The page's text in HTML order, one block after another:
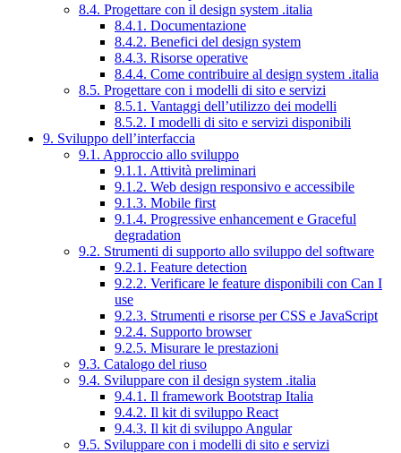
8.4. Progettare con il design system .italia
8.4.1. Documentazione
8.4.2. Benefici del design system
8.4.3. Risorse operative
8.4.4. Come contribuire al design system .italia
8.5. Progettare con i modelli di sito e servizi
8.5.1. Vantaggi dell’utilizzo dei modelli
8.5.2. I modelli di sito e servizi disponibili
9. Sviluppo dell’interfaccia
9.1. Approccio allo sviluppo
9.1.1. Attività preliminari
9.1.2. Web design responsivo e accessibile
9.1.3. Mobile first
9.1.4. Progressive enhancement e Graceful
degradation
9.2. Strumenti di supporto allo sviluppo del software
9.2.1. Feature detection
9.2.2. Verificare le feature disponibili con Can I
use
9.2.3. Strumenti e risorse per CSS e JavaScript
9.2.4. Supporto browser
9.2.5. Misurare le prestazioni
9.3. Catalogo del riuso
9.4. Sviluppare con il design system .italia
9.4.1. Il framework Bootstrap Italia
9.4.2. Il kit di sviluppo React
9.4.3. Il kit di sviluppo Angular
9.5. Sviluppare con i modelli di sito e servizi